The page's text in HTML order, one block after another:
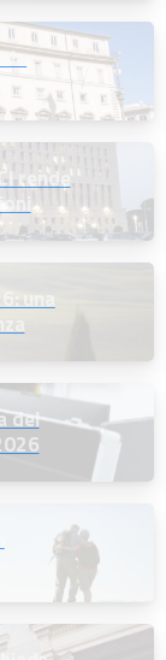
rende
del